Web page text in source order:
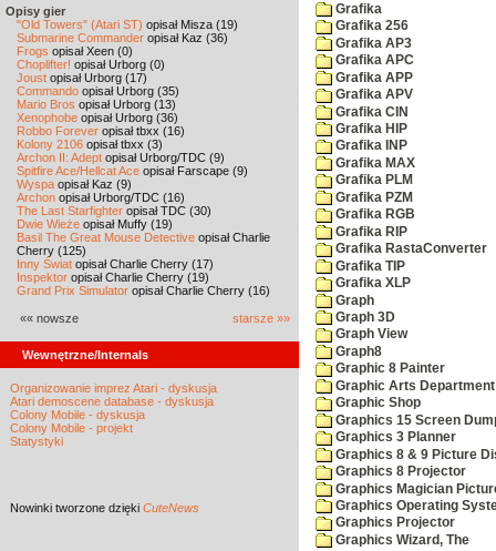
Opisy gier
"Old Towers" (Atari ST) opisał Misza (19)
Submarine Commander opisał Kaz (36)
Frogs opisał Xeen (0)
Choplifter! opisał Urborg (0)
Joust opisał Urborg (17)
Commando opisał Urborg (35)
Mario Bros opisał Urborg (13)
Xenophobe opisał Urborg (36)
Robbo Forever opisał tbxx (16)
Kolony 2106 opisał tbxx (3)
Archon II: Adept opisał Urborg/TDC (9)
Spitfire Ace/Hellcat Ace opisał Farscape (9)
Wyspa opisał Kaz (9)
Archon opisał Urborg/TDC (16)
The Last Starfighter opisał TDC (30)
Dwie Wieże opisał Muffy (19)
Basil The Great Mouse Detective opisał Charlie
Cherry (125)
Inny Świat opisał Charlie Cherry (17)
Inspektor opisał Charlie Cherry (19)
Grand Prix Simulator opisał Charlie Cherry (16)
«« nowsze starsze »»
Wewnętrzne/Internals
Organizowanie imprez Atari - dyskusja
Atari demoscene database - dyskusja
Colony Mobile - dyskusja
Colony Mobile - projekt
Statystyki
Nowinki tworzone dzięki CuteNews
Grafika
Grafika 256
Grafika AP3
Grafika APC
Grafika APP
Grafika APV
Grafika CIN
Grafika HIP
Grafika INP
Grafika MAX
Grafika PLM
Grafika PZM
Grafika RGB
Grafika RIP
Grafika RastaConverter
Grafika TIP
Grafika XLP
Graph
Graph 3D
Graph View
Graph8
Graphic 8 Painter
Graphic Arts Department
Graphic Shop
Graphics 15 Screen
Graphics 3 Planner
Graphics 8 & 9 Picture
Graphics 8 Projector
Graphics Magician
Graphics Operating
Graphics Projector
Graphics Wizard, The